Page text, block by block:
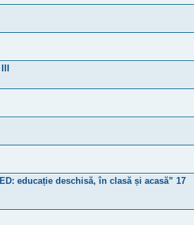
educație deschisă, în clasă și acasă” 17